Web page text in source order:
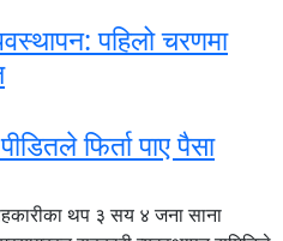
पहिलो चरणमा
फिर्ता पाए पैसा
थप ३ सय ४ जना साना